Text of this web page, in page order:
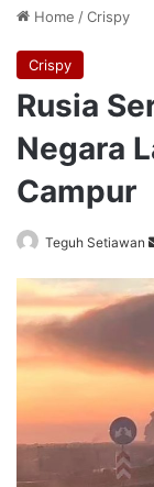
Home /Crispy
Crispy
Rusia
Negara
Campur
Teguh Setiawan